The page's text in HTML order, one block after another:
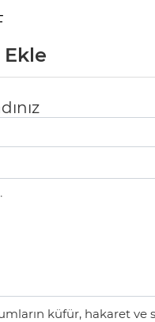
küfür, hakaret ve